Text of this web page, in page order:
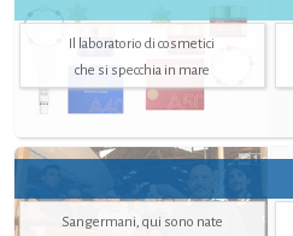
Il laboratorio di cosmetici
che si specchia in mare
Sangermani, qui sono nate